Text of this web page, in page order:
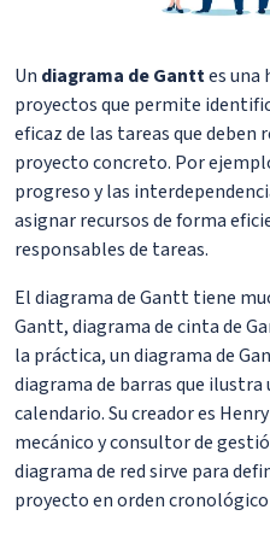
Un diagrama de Ganttes una
proyectos que permite
eficaz de las tareas que
proyecto concreto. Por
progreso y las
asignar recursos de forma
responsables de tareas.
El diagrama de Gantt tiene
Gantt, diagrama de cinta de
la práctica, un diagrama de
diagrama de barras que ilustra
calendario. Su creador es
mecánico y consultor de
diagrama de red sirve para
proyecto en orden